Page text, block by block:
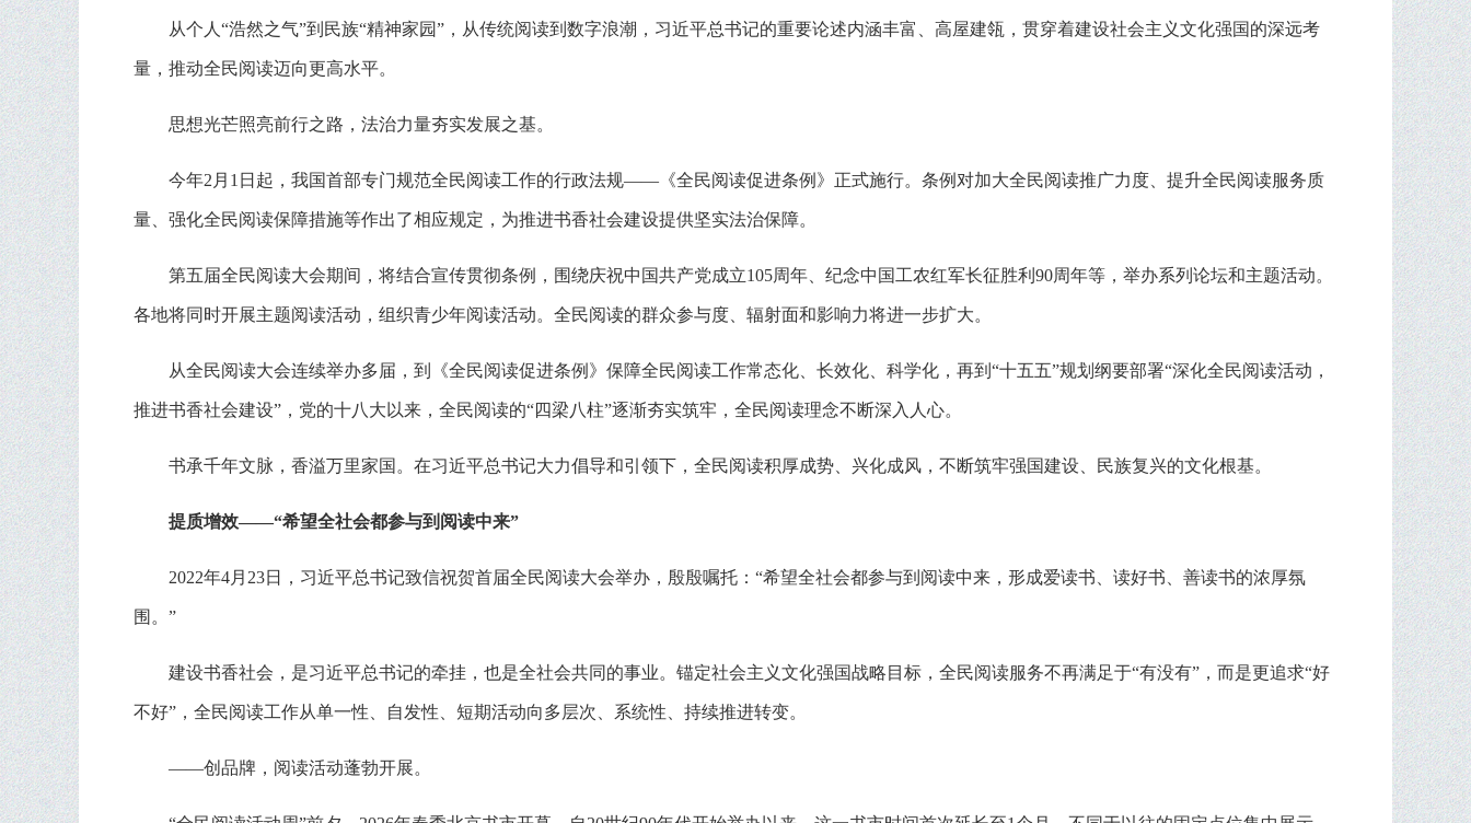
从个人“浩然之气”到民族“精神家园”，从传统阅读到数字浪潮，习近平总书记的重要论述内涵丰富、高屋建瓴，贯穿着建设社会主义文化强国的深远考
量，推动全民阅读迈向更高水平。
思想光芒照亮前行之路，法治力量夯实发展之基。
今年2月1日起，我国首部专门规范全民阅读工作的行政法规——《全民阅读促进条例》正式施行。条例对加大全民阅读推广力度、提升全民阅读服务质
量、强化全民阅读保障措施等作出了相应规定，为推进书香社会建设提供坚实法治保障。
第五届全民阅读大会期间，将结合宣传贯彻条例，围绕庆祝中国共产党成立105周年、纪念中国工农红军长征胜利90周年等，举办系列论坛和主题活动。
各地将同时开展主题阅读活动，组织青少年阅读活动。全民阅读的群众参与度、辐射面和影响力将进一步扩大。
从全民阅读大会连续举办多届，到《全民阅读促进条例》保障全民阅读工作常态化、长效化、科学化，再到“十五五”规划纲要部署“深化全民阅读活动，
推进书香社会建设”，党的十八大以来，全民阅读的“四梁八柱”逐渐夯实筑牢，全民阅读理念不断深入人心。
书承千年文脉，香溢万里家国。在习近平总书记大力倡导和引领下，全民阅读积厚成势、兴化成风，不断筑牢强国建设、民族复兴的文化根基。
提质增效——“希望全社会都参与到阅读中来”
2022年4月23日，习近平总书记致信祝贺首届全民阅读大会举办，殷殷嘱托：“希望全社会都参与到阅读中来，形成爱读书、读好书、善读书的浓厚氛
围。”
建设书香社会，是习近平总书记的牵挂，也是全社会共同的事业。锚定社会主义文化强国战略目标，全民阅读服务不再满足于“有没有”，而是更追求“好
不好”，全民阅读工作从单一性、自发性、短期活动向多层次、系统性、持续推进转变。
——创品牌，阅读活动蓬勃开展。